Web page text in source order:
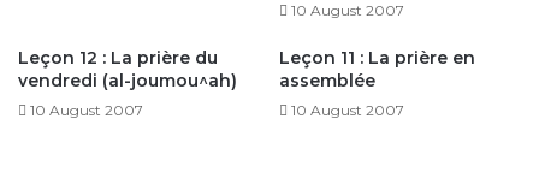
10 August 2007
Leçon 12 : La prière du
vendredi (al-joumou^ah)
10 August 2007
Leçon 11 : La prière en
assemblée
10 August 2007